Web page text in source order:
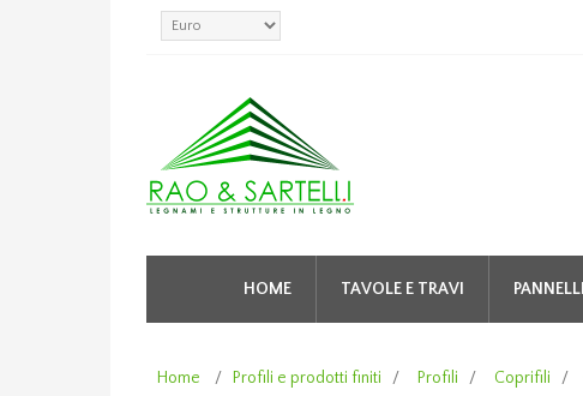
HOME TAVOLE E TRAVI PANNELLI
Home / Profili e prodotti finiti / Profili / Coprifili /